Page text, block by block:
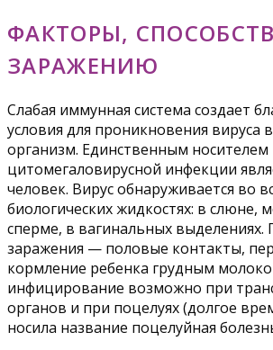
ФАКТОРЫ,
ЗАРАЖЕНИЮ
Слабая иммунная система создает
условия для проникновения вируса
организм. Единственным носителем
цитомегаловирусной инфекции
человек. Вирус обнаруживается во
биологических жидкостях: в слюне,
сперме, в вагинальных выделениях.
заражения — половые контакты,
кормление ребенка грудным
инфицирование возможно при
органов и при поцелуях (долгое
носила название поцелуйная